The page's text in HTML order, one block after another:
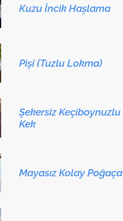
Kuzu İncik Haşlama
Pişi (Tuzlu Lokma)
Şekersiz Keçiboynuzlu
Kek
Mayasız Kolay Poğaça